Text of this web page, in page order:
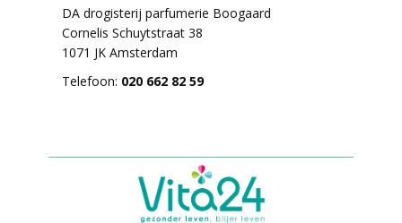
DA drogisterij parfumerie Boogaard
Cornelis Schuytstraat 38
1071 JK Amsterdam
Telefoon: 020 662 82 59